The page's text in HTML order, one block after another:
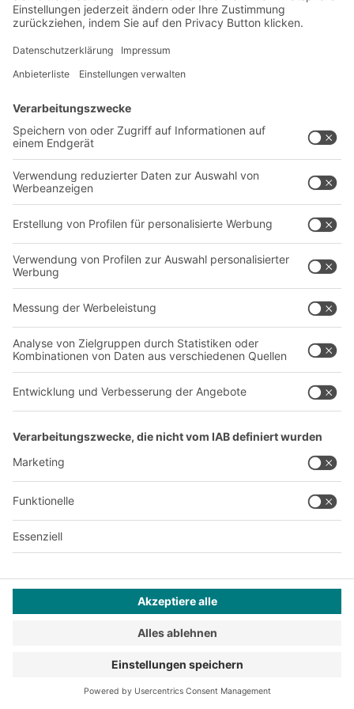
Otto Christ AG
Von der Düse bis zu Metallstangen in
Überlänge: Mit einer Verfahrbaren
Palettenregalanlage, Kragarmregalen und
Palettenregalen schafft BITO-Lagertechnik
im neu errichteten Logistikzentrum des
Waschanlagenherstellers Otto Christ
Lagerplatz für alle zur Herstellung der
verschiedenen Waschanlagen relevanten
Produkte.
Jetzt beim BITO Newsletter
anmelden:
Lager- & Logistiknews
Exklusive Rabatte
Neuheiten
Newsletter abonnieren
Intralogistiklösungen
Beratung & Service
Kontaktformular